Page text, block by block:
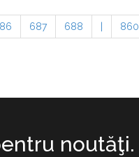
687 688 860
noutăţi.